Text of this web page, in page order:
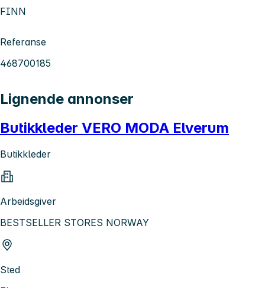
FINN
Referanse
468700185
Lignende annonser
Butikkleder VERO MODA Elverum
Butikkleder
Arbeidsgiver
BESTSELLER STORES NORWAY
Sted